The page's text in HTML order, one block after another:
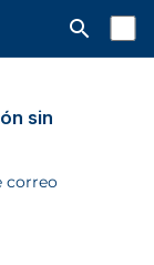
Abrir la
sin
correo